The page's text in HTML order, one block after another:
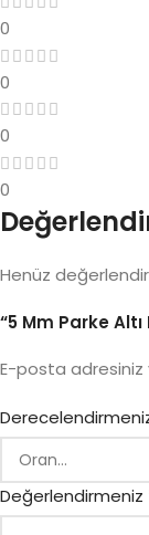
0
0
0
0
Henüz
“5 Mm Parke
E-posta adresiniz
Değerlendirmeniz